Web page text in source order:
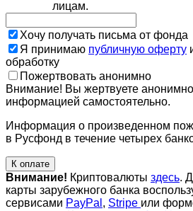
лицам.
Хочу получать письма от фонда
Я принимаю публичную оферту
обработку
Пожертвовать анонимно
Внимание! Вы жертвуете
информацией самостоятельно.
Информация о произведенном
в Русфонд в течение четырех
К оплате
Внимание! Криптовалюты здесь.
карты зарубежного банка
сервисами PayPal , Stripe или